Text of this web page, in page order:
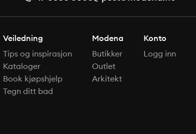
Veiledning
Tips og inspirasjon
Kataloger
Book kjøpshjelp
Tegn ditt bad
Modena
Butikker
Outlet
Arkitekt
Konto
Logg inn